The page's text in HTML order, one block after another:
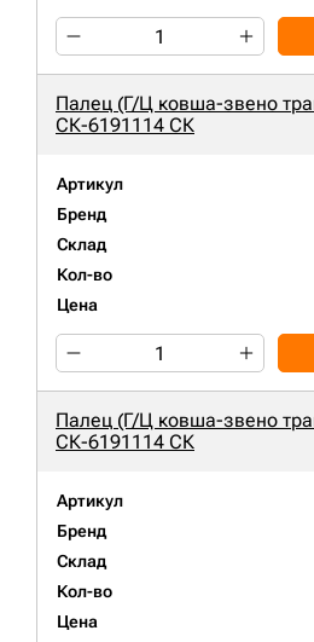
Палец (Г/Ц ковша-звено
СК-6191114 СК
Артикул
Бренд
Склад
Кол-во
Цена
Палец (Г/Ц ковша-звено
СК-6191114 СК
Артикул
Бренд
Склад
Кол-во
Цена